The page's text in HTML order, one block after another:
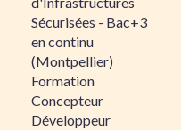
Sécurisées - Bac+3
en continu
(Montpellier)
Formation
Concepteur
Développeur